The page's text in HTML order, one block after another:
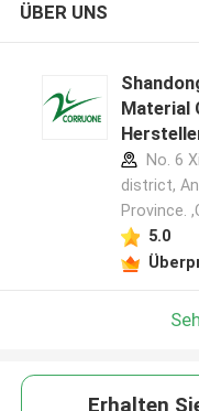
ÜBER UNS
Material
No. 6
district,
Province.
5.0
Erhalten